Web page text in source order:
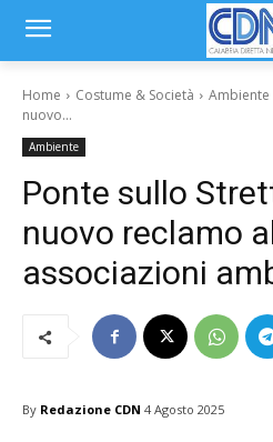
Home Costume & Società Ambiente
nuovo...
Ambiente
Ponte sullo
nuovo reclamo
associazioni
By Redazione CDN 4 Agosto 2025